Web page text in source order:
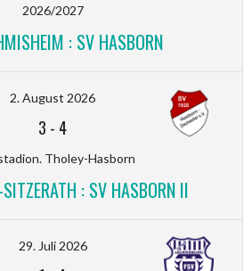
2026/2027
: SV HASBORN
2. August 2026
3 - 4
Tholey-Hasborn
: SV HASBORN II
29. Juli 2026